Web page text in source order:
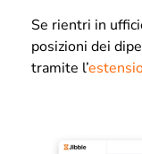
Se rientri in
posizioni dei
tramite l’